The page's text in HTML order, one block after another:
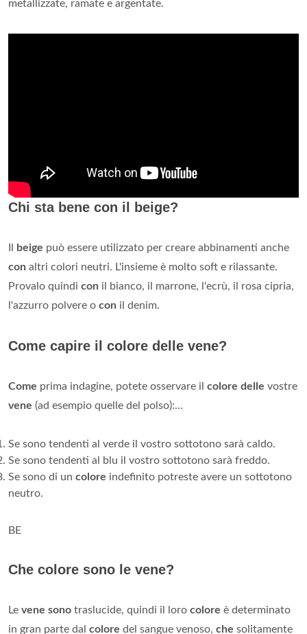
metallizzate, ramate e argentate.
Chi sta bene con il beige?
beige può essere utilizzato per creare abbinamenti anche
con altri colori neutri. L'insieme è molto soft e rilassante.
Provalo quindi con il bianco, il marrone, l'ecrù, il rosa cipria,
l'azzurro polvere o con il denim.
Come capire il colore delle vene?
Come prima indagine, potete osservare il colore delle vostre
vene (ad esempio quelle del polso):...
Se sono tendenti al verde il vostro sottotono sarà caldo.
Se sono tendenti al blu il vostro sottotono sarà freddo.
Se sono di un colore indefinito potreste avere un sottotono
neutro.
BE
Che colore sono le vene?
Le vene sono traslucide, quindi il loro colore è determinato
in gran parte dal colore del sangue venoso, che solitamente